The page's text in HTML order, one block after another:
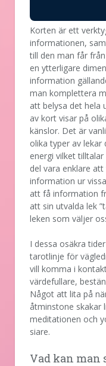
Korten är ett
informationen,
till den man får
en ytterligare
information
man komplettera
att belysa det hela
av kort visar på
känslor. Det är
olika typer av lekar
energi vilket
del vara enklare
information ur
att få information
att sin utvalda lek
leken som väljer
I dessa osäkra
tarotlinje för
vill komma i
värdefullare,
Något att lita på
åtminstone skakar
meditationen och
siare.
Vad kan man